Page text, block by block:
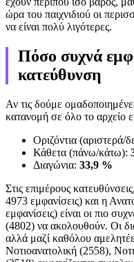
ώρα του παιχνιδιού οι
να είναι πολύ λιγότερες.
Πόσο συχνά
κατεύθυνση
Αν τις δούμε
κατανομή σε όλο το αρχείο
Οριζόντια (αριστερά/
Κάθετα (πάνω/κάτω):
Διαγώνια: 33,9 %
Στις επιμέρους
4973 εμφανίσεις) και η
εμφανίσεις) είναι οι πιο
(4802) να ακολουθούν. Οι
αλλά μαζί καθόλου
Νοτιοανατολική (2558),